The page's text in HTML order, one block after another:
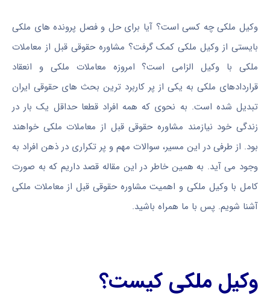
وکیل ملکی چه کسی است؟ آیا برای حل و فصل پرونده های ملکی
بایستی از وکیل ملکی کمک گرفت؟ مشاوره حقوقی قبل از معاملات
ملکی با وکیل الزامی است؟ امروزه معاملات ملکی و انعقاد
قراردادهای ملکی به یکی از پر کاربرد ترین بحث های حقوقی ایران
تبدیل شده است. به نحوی که همه افراد قطعا حداقل یک بار در
زندگی خود نیازمند مشاوره حقوقی قبل از معاملات ملکی خواهند
بود. از طرفی در این مسیر، سوالات مهم و پر تکراری در ذهن افراد به
وجود می آید. به همین خاطر در این مقاله قصد داریم که به صورت
کامل با وکیل ملکی و اهمیت مشاوره حقوقی قبل از معاملات ملکی
آشنا شویم. پس با ما همراه باشید.
وکیل ملکی کیست؟